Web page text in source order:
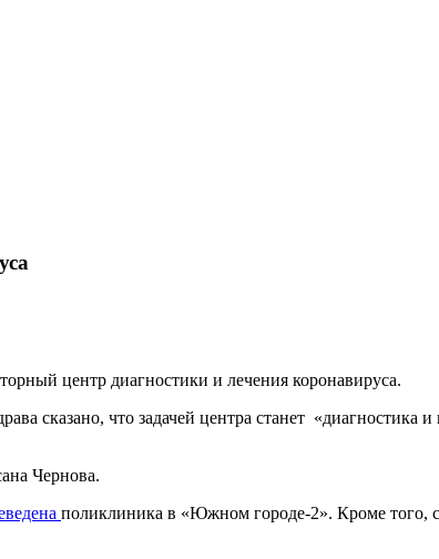
центр диагностики и лечения коронавируса.
сказано, что задачей центра станет «диагностика
Чернова.
поликлиника в «Южном городе-2». Кроме того,